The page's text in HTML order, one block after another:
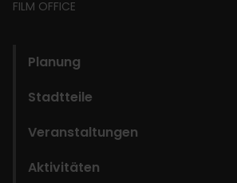
FILM OFFICE
Planung
Stadtteile
Veranstaltungen
Aktivitäten